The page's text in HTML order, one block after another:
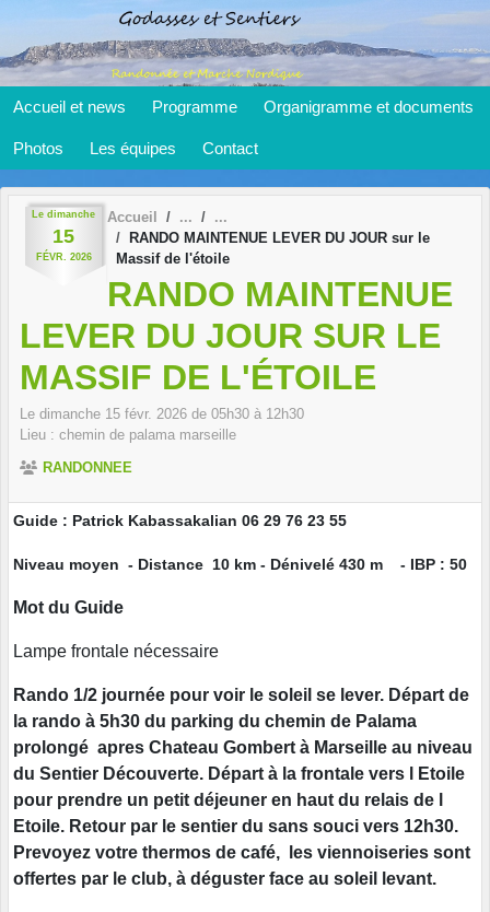
Accueil et news Programme Organigramme et documents
Photos Les équipes Contact
Le dimanche
15
FÉVR. 2026
Accueil
RANDO MAINTENUE LEVER DU JOUR sur le
Massif de l'étoile
RANDO MAINTENUE
LEVER DU JOUR SUR LE
MASSIF DE L'ÉTOILE
Le dimanche 15 févr. 2026 de 05h30 à 12h30
Lieu : chemin de palama marseille
RANDONNEE
Guide : Patrick Kabassakalian 06 29 76 23 55
Niveau moyen - Distance 10 km - Dénivelé 430 m - IBP : 50
Mot du Guide
Lampe frontale nécessaire
Rando 1/2 journée pour voir le soleil se lever. Départ de
la rando à 5h30 du parking du chemin de Palama
prolongé apres Chateau Gombert à Marseille au niveau
du Sentier Découverte. Départ à la frontale vers l Etoile
pour prendre un petit déjeuner en haut du relais de l
Etoile. Retour par le sentier du sans souci vers 12h30.
Prevoyez votre thermos de café, les viennoiseries sont
offertes par le club, à déguster face au soleil levant.
Panneau de gestion des cookies